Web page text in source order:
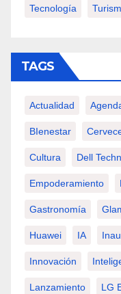
Tecnología
TAGS
Actualidad
BIenestar
Cultura Dell
Empoderamiento
Gastronomía
Huawei IA
Innovación
Lanzamiento LG